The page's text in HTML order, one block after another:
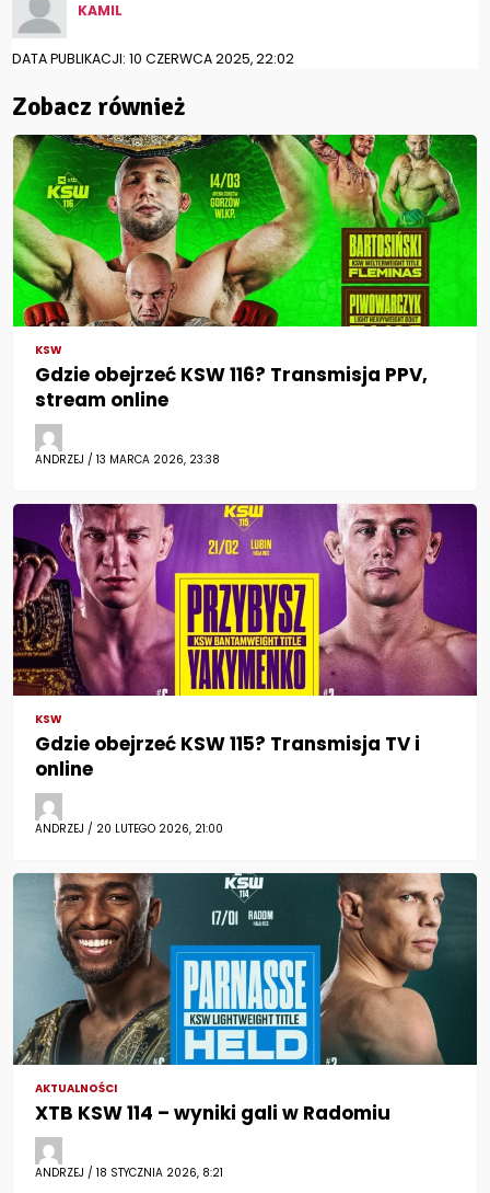
KAMIL
DATA PUBLIKACJI: 10 CZERWCA 2025, 22:02
Zobacz również
KSW
Gdzie obejrzeć KSW 116? Transmisja PPV,
stream online
ANDRZEJ / 13 MARCA 2026, 23:38
KSW
Gdzie obejrzeć KSW 115? Transmisja TV i
online
ANDRZEJ / 20 LUTEGO 2026, 21:00
AKTUALNOŚCI
XTB KSW 114 – wyniki gali w Radomiu
ANDRZEJ / 18 STYCZNIA 2026, 8:21